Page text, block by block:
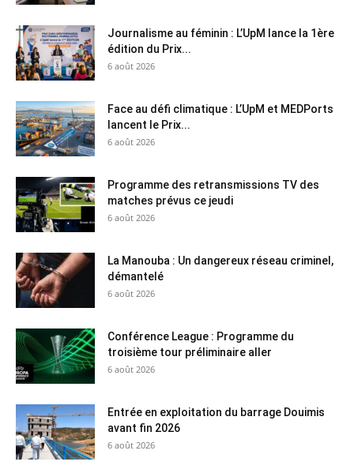
Journalisme au féminin : L’UpM lance la 1ère
édition du Prix...
6 août 2026
Face au défi climatique : L’UpM et MEDPorts
lancent le Prix...
6 août 2026
Programme des retransmissions TV des
matches prévus ce jeudi
6 août 2026
La Manouba : Un dangereux réseau criminel,
démantelé
6 août 2026
Conférence League : Programme du
troisième tour préliminaire aller
6 août 2026
Entrée en exploitation du barrage Douimis
avant fin 2026
6 août 2026